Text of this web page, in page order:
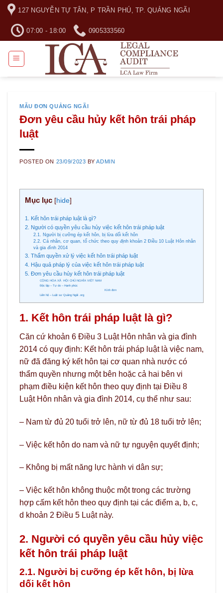
Skip
content
127 NGUYỄN TỰ TÂN, P TRẦN PHÚ, TP. QUẢNG NGÃI
07:00 - 18:00 0905333560
MẪU ĐƠN QUẢNG NGÃI
Đơn yêu cầu hủy kết hôn trái pháp
luật
POSTED ON 23/09/2023 BYADMIN
Mục lục [hide]
1. Kết hôn trái pháp luật là gì?
2. Người có quyền yêu cầu hủy việc kết hôn trái pháp luật
2.1. Người bị cưỡng ép kết hôn, bị lừa dối kết hôn
2.2. Cá nhân, cơ quan, tổ chức theo quy định khoản 2 Điều 10 Luật Hôn nhân
và gia đình 2014
3. Thẩm quyền xử lý việc kết hôn trái pháp luật
4. Hậu quả pháp lý của việc kết hôn trái pháp luật
5. Đơn yêu cầu hủy kết hôn trái pháp luật
CỘNG HÒA XÃ HỘI CHỦ NGHĨA VIỆT NAM
Độc lập – Tự do – Hạnh phúc
Kính đơn
Liên hệ – Luật sư Quảng Ngãi .org
1. Kết hôn trái pháp luật là gì?
Căn cứ khoản 6 Điều 3 Luật Hôn nhân và gia đình
2014 có quy định: Kết hôn trái pháp luật là việc nam,
nữ đã đăng ký kết hôn tại cơ quan nhà nước có
thẩm quyền nhưng một bên hoặc cả hai bên vi
phạm điều kiện kết hôn theo quy định tại Điều 8
Luật Hôn nhân và gia đình 2014, cụ thể như sau:
– Nam từ đủ 20 tuổi trở lên, nữ từ đủ 18 tuổi trở lên;
– Việc kết hôn do nam và nữ tự nguyện quyết định;
– Không bị mất năng lực hành vi dân sự;
– Việc kết hôn không thuộc một trong các trường
hợp cấm kết hôn theo quy định tại các điểm a, b, c,
d khoản 2 Điều 5 Luật này.
2. Người có quyền yêu cầu hủy việc
kết hôn trái pháp luật
2.1. Người bị cưỡng ép kết hôn, bị lừa
dối kết hôn